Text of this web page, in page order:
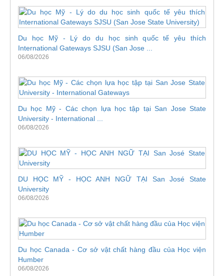
Du học Mỹ - Lý do du học sinh quốc tế yêu thích
International Gateways SJSU (San Jose ...
06/08/2026
Du học Mỹ - Các chọn lựa học tập tại San Jose State
University - International ...
06/08/2026
DU HỌC MỸ - HỌC ANH NGỮ TẠI San José State
University
06/08/2026
Du học Canada - Cơ sở vật chất hàng đầu của Học viện
Humber
06/08/2026